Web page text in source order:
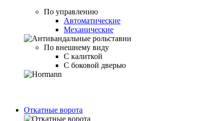
По управлению
Автоматические
Механические
По внешнему виду
С калиткой
С боковой дверью
Откатные ворота